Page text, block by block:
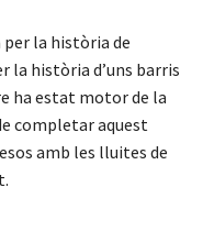
per la història de
la història d’uns barris
ha estat motor de la
completar aquest
amb les lluites de